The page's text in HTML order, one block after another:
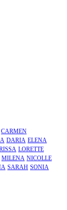
CARMEN
DARIA ELENA
LORETTE
MILENA NICOLLE
SARAH SONIA